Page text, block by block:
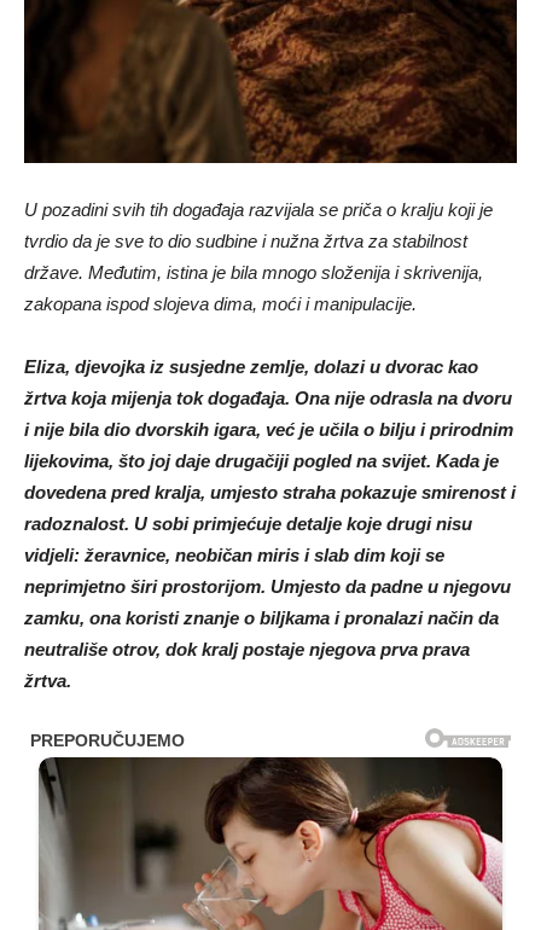
U pozadini svih tih događaja razvijala se priča o kralju koji je
tvrdio da je sve to dio sudbine i nužna žrtva za stabilnost
države. Međutim, istina je bila mnogo složenija i skrivenija,
zakopana ispod slojeva dima, moći i manipulacije.
Eliza, djevojka iz susjedne zemlje, dolazi u dvorac kao
žrtva koja mijenja tok događaja. Ona nije odrasla na dvoru
i nije bila dio dvorskih igara, već je učila o bilju i prirodnim
lijekovima, što joj daje drugačiji pogled na svijet. Kada je
dovedena pred kralja, umjesto straha pokazuje smirenost i
radoznalost. U sobi primjećuje detalje koje drugi nisu
vidjeli: žeravnice, neobičan miris i slab dim koji se
neprimjetno širi prostorijom. Umjesto da padne u njegovu
zamku, ona koristi znanje o biljkama i pronalazi način da
neutrališe otrov, dok kralj postaje njegova prva prava
žrtva.